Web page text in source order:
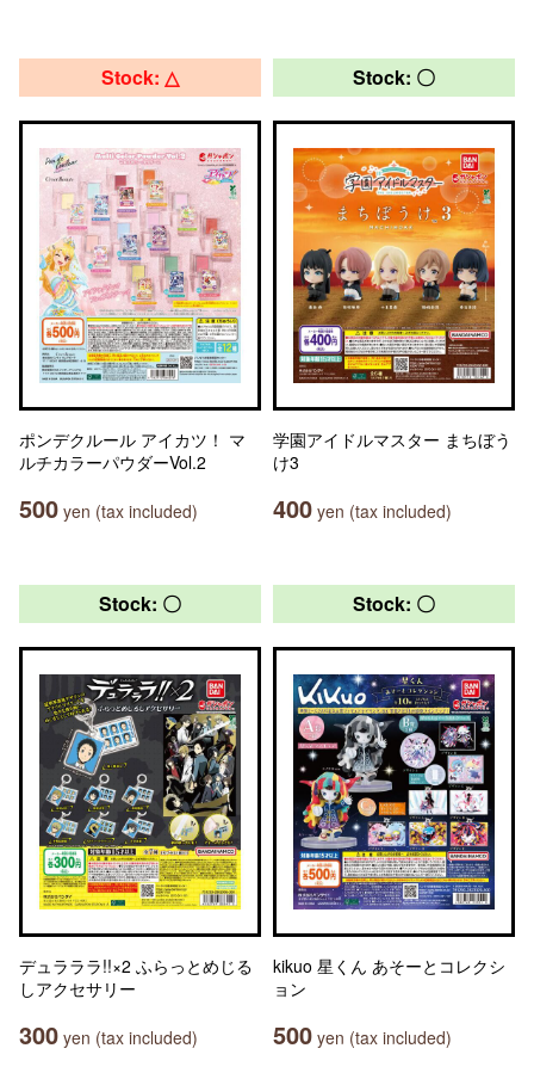
Stock: △
ポンデクルール アイカツ！ マ
ルチカラーパウダーVol.2
500 yen (tax included)
Stock: 〇
学園アイドルマスター まちぼう
け3
400 yen (tax included)
Stock: 〇
デュラララ!!×2 ふらっとめじる
しアクセサリー
300 yen (tax included)
Stock: 〇
kikuo 星くん あそーとコレクシ
ョン
500 yen (tax included)